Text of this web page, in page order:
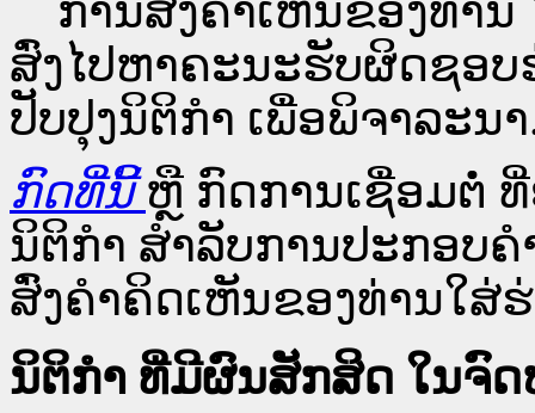
ການສົ່ງຄໍາເຫັນຂອງທ່ານ
ສົ່ງໄປຫາຄະນະຮັບຜິດຊອບ
ປັບປຸງນິຕິກຳ ເພື່ອພິຈາລະນ
ກົດທີ່ນີ້ ຫຼື ກົດການເຊື່ອມຕໍ່ ທີ່
ນິຕິກໍາ ສໍາລັບການປະກອບ
ສົ່ງຄຳຄິດເຫັນຂອງທ່ານໃສ່
ນິຕິກໍາ ທີ່ມີຜົນສັກສິດ ໃນຈົ